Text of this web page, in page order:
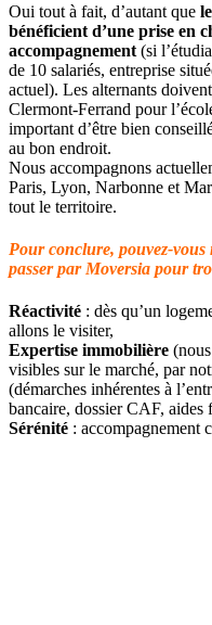
Oui tout à fait, d’autant que
bénéficient d’une prise en
accompagnement (si
de 10 salariés, entreprise
actuel). Les alternants
Clermont-Ferrand pour
important d’être bien
au bon endroit.
Nous accompagnons
Paris, Lyon, Narbonne et
tout le territoire.
Pour conclure, pouvez-
passer par Moversia pour
Réactivité : dès qu’un
allons le visiter,
Expertise immobilière
visibles sur le marché, par
(démarches inhérentes à
bancaire, dossier CAF,
Sérénité : accompagnement